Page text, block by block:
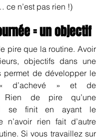
ce n’est pas rien !)
= un objectif
pire que la routine. Avoir
objectifs dans une
permet de développer le
« d’achevé » et de
Rien de pire qu’une
se finit en ayant le
n’avoir rien fait d’autre
Si vous travaillez sur